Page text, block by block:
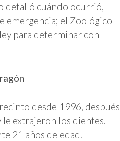
detalló cuándo ocurrió,
emergencia; el Zoológico
para determinar con
desde 1996, después
extrajeron los dientes.
21 años de edad.